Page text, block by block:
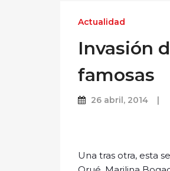
Actualidad
Invasión
famosas
26 abril, 2014
Una tras otra, esta